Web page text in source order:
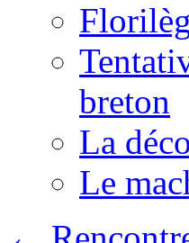
breton
La
Le